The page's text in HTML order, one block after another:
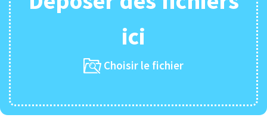
ici
Choisir le fichier